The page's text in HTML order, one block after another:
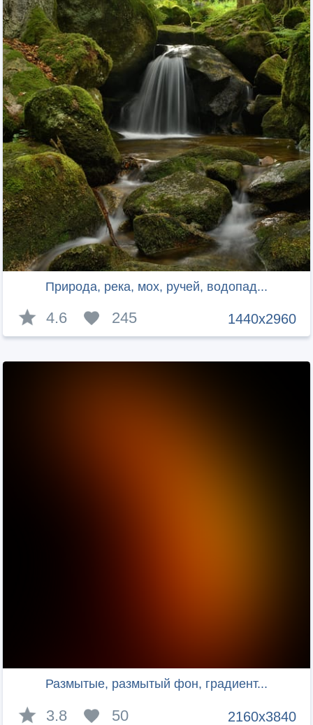
Природа, река, мох, ручей, водопад...
1440x2960
4.6 245
Размытые, размытый фон, градиент...
2160x3840
3.8 50